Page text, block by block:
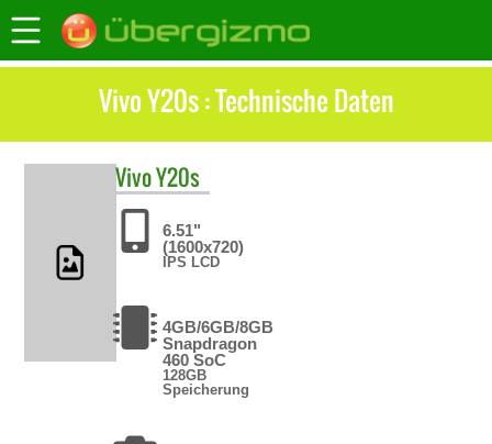
Vivo Y20s : Technische Daten
VivoY20s
6.51"
(1600x720)
IPS LCD
4GB/6GB/8GB
Snapdragon
460 SoC
128GB
Speicherung